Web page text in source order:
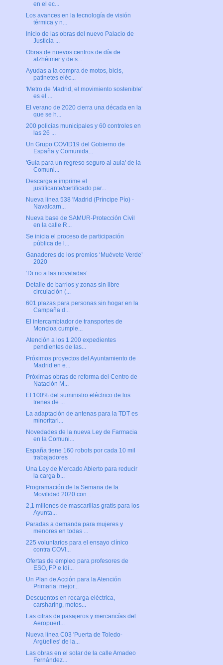
en el ec...
Los avances en la tecnología de visión
térmica y n...
Inicio de las obras del nuevo Palacio de
Justicia ...
Obras de nuevos centros de día de
alzhéimer y de s...
Ayudas a la compra de motos, bicis,
patinetes eléc...
'Metro de Madrid, el movimiento sostenible'
es el ...
El verano de 2020 cierra una década en la
que se h...
200 policías municipales y 60 controles en
las 26 ...
Un Grupo COVID19 del Gobierno de
España y Comunida...
'Guía para un regreso seguro al aula' de la
Comuni...
Descarga e imprime el
justificante/certificado par...
Nueva línea 538 'Madrid (Príncipe Pío) -
Navalcarn...
Nueva base de SAMUR-Protección Civil
en la calle R...
Se inicia el proceso de participación
pública de l...
Ganadores de los premios ‘Muévete Verde’
2020
‘Di no a las novatadas’
Detalle de barrios y zonas sin libre
circulación (...
601 plazas para personas sin hogar en la
Campaña d...
El intercambiador de transportes de
Moncloa cumple...
Atención a los 1.200 expedientes
pendientes de las...
Próximos proyectos del Ayuntamiento de
Madrid en e...
Próximas obras de reforma del Centro de
Natación M...
El 100% del suministro eléctrico de los
trenes de ...
La adaptación de antenas para la TDT es
minoritari...
Novedades de la nueva Ley de Farmacia
en la Comuni...
España tiene 160 robots por cada 10 mil
trabajadores
Una Ley de Mercado Abierto para reducir
la carga b...
Programación de la Semana de la
Movilidad 2020 con...
2,1 millones de mascarillas gratis para los
Ayunta...
Paradas a demanda para mujeres y
menores en todas ...
225 voluntarios para el ensayo clínico
contra COVI...
Ofertas de empleo para profesores de
ESO, FP e Idi...
Un Plan de Acción para la Atención
Primaria: mejor...
Descuentos en recarga eléctrica,
carsharing, motos...
Las cifras de pasajeros y mercancías del
Aeropuert...
Nueva línea C03 'Puerta de Toledo-
Argüelles' de la...
Las obras en el solar de la calle Amadeo
Fernández...